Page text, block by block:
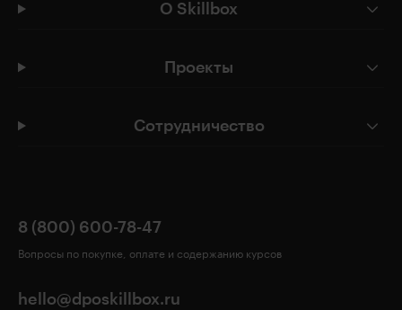
О Skillbox
Проекты
Сотрудничество
8 (800) 600-78-47
Вопросы по покупке, оплате и содержанию курсов
hello@dposkillbox.ru